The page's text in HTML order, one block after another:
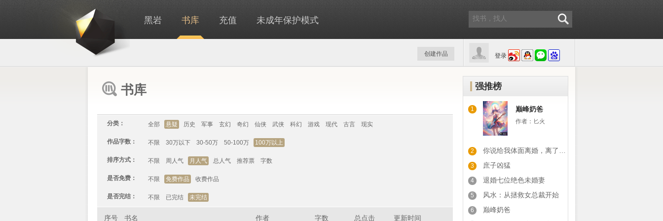
黑岩 书库 充值 未成年保护模式
登录
创建作品
书库
分类： 全部 悬疑 历史 军事 玄幻 奇幻 仙侠 武侠 科幻 游戏 现代 古言 现实
作品字数： 不限 30万以下 30-50万 50-100万 100万以上
排序方式： 不限 周人气 月人气 总人气 推荐票 字数
是否免费： 不限 免费作品 收费作品
是否完结： 不限 已完结 未完结
序号 书名 作者 字数 总点击 更新时间
强推榜
1 巅峰奶爸
作者： 匕火
2 你说给我体面离婚，离了你又后悔
3 庶子凶猛
4 退婚七位绝色未婚妻
5 风水：从拯救女总裁开始
6 巅峰奶爸